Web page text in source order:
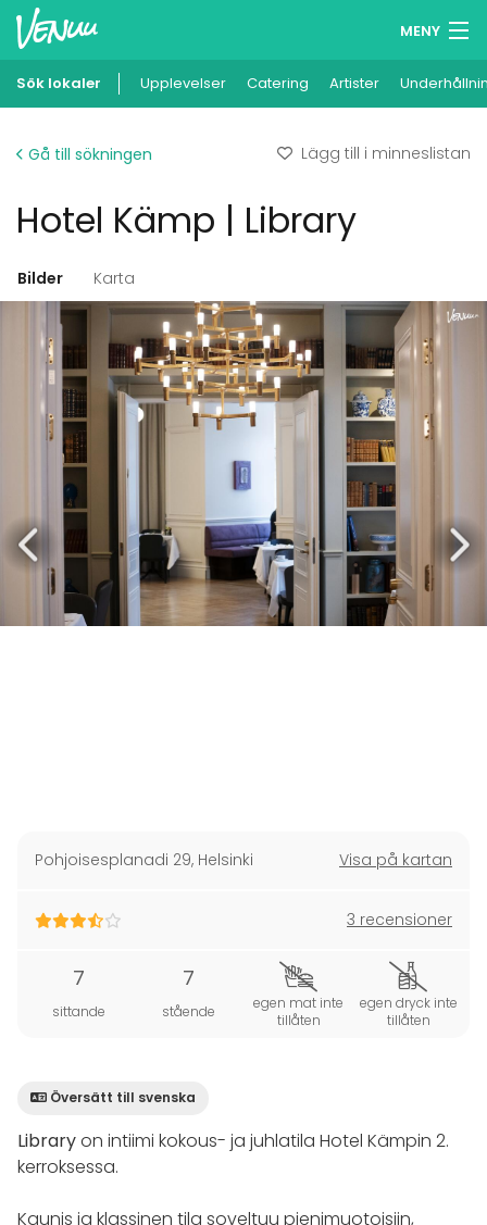
MENY
Minneslista
Lägg till din lokal
Sök lokaler Upplevelser Catering Artister
Gå till sökningen Lägg till i minneslistan
Hotel Kämp | Library
Bilder Karta
Pohjoisesplanadi 29, Helsinki Visa på kartan
3 recensioner
7
sittande
7
stående
egen mat inte
tillåten
egen dryck inte
tillåten
Översätt till svenska
Libraryon intiimi kokous- ja juhlatila Hotel Kämpin 2.
kerroksessa.
Kaunis ja klassinen tila soveltuu pienimuotoisiin,